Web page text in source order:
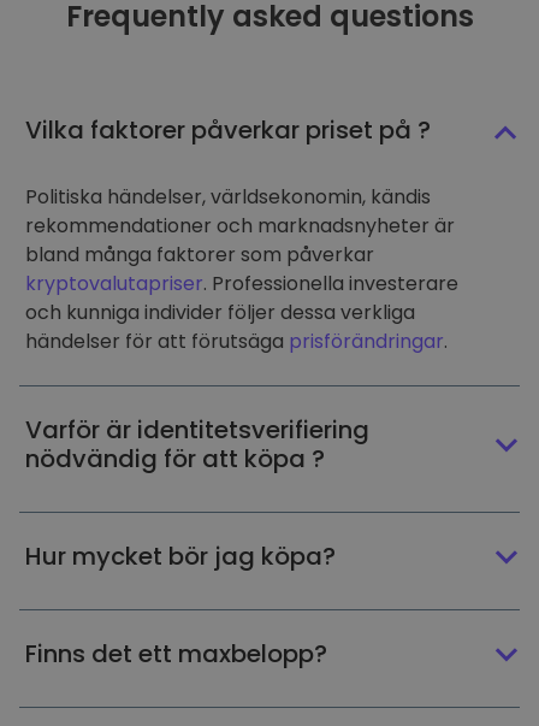
Frequently asked questions
Vilka faktorer påverkar priset på ?
Politiska händelser, världsekonomin, kändis
rekommendationer och marknadsnyheter är
bland många faktorer som påverkar
kryptovalutapriser. Professionella investerare
och kunniga individer följer dessa verkliga
händelser för att förutsäga prisförändringar.
Varför är identitetsverifiering
nödvändig för att köpa ?
Hur mycket bör jag köpa?
Finns det ett maxbelopp?